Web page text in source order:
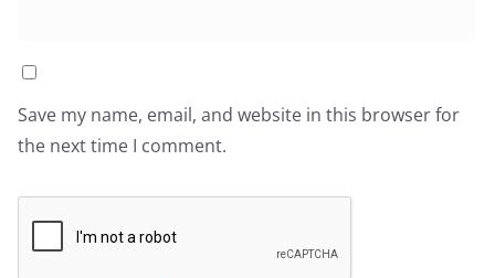
Save my name, email, and website in this browser for
the next time I comment.